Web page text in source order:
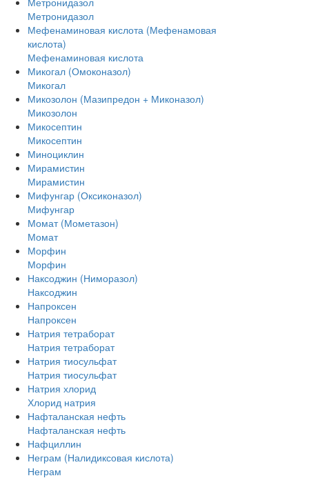
Метронидазол
Мефенаминовая кислота (Мефенамовая
кислота)
Мефенаминовая кислота
Микогал (Омоконазол)
Микогал
Микозолон (Мазипредон + Миконазол)
Микозолон
Микосептин
Микосептин
Миноциклин
Мирамистин
Мирамистин
Мифунгар (Оксиконазол)
Мифунгар
Момат (Мометазон)
Момат
Морфин
Морфин
Наксоджин (Ниморазол)
Наксоджин
Напроксен
Напроксен
Натрия тетраборат
Натрия тетраборат
Натрия тиосульфат
Натрия тиосульфат
Натрия хлорид
Хлорид натрия
Нафталанская нефть
Нафталанская нефть
Нафциллин
Неграм (Налидиксовая кислота)
Неграм